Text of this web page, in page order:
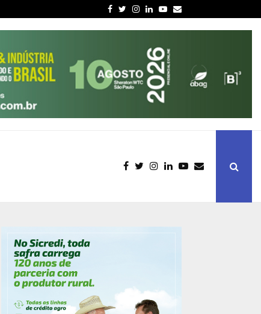
Facebook
Twitter
Instagram
LinkedinYoutube
Email